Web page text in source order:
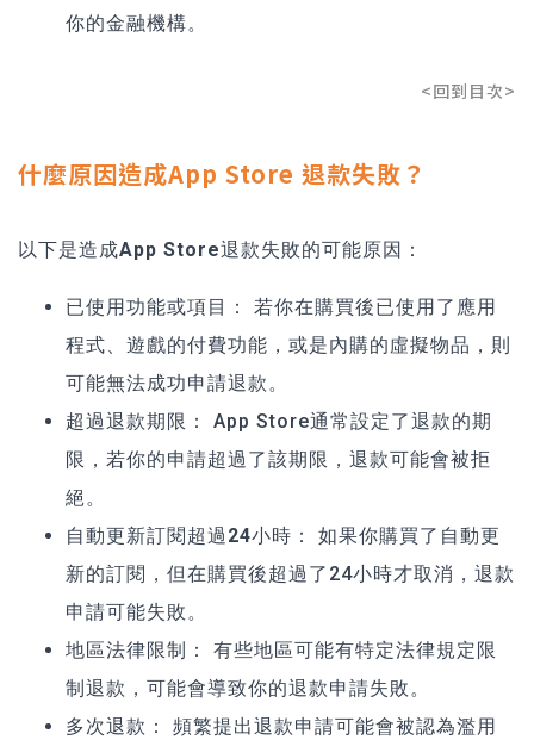
你的金融機構。
<回到目次>
什麼原因造成App Store 退款失敗？
以下是造成App Store退款失敗的可能原因：
已使用功能或項目：
若你在購買後已使用了應用
程式、遊戲的付費功能，或是內購的虛擬物品，則
可能無法成功申請退款。
超過退款期限：
App Store通常設定了退款的期
限，若你的申請超過了該期限，退款可能會被拒
絕。
自動更新訂閱超過24小時：
如果你購買了自動更
新的訂閱，但在購買後超過了24小時才取消，退款
申請可能失敗。
地區法律限制：
有些地區可能有特定法律規定限
制退款，可能會導致你的退款申請失敗。
多次退款：
頻繁提出退款申請可能會被認為濫用